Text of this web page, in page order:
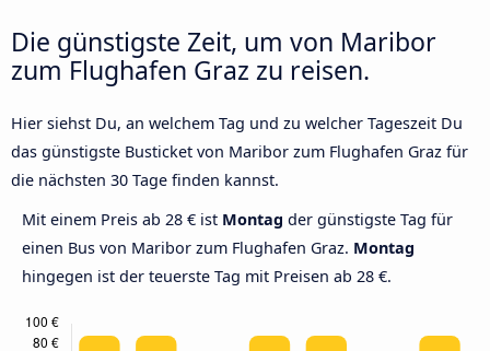
Die günstigste Zeit, um von Maribor
zum Flughafen Graz zu reisen.
Hier siehst Du, an welchem Tag und zu welcher Tageszeit Du
das günstigste Busticket von Maribor zum Flughafen Graz für
die nächsten 30 Tage finden kannst.
Mit einem Preis ab 28 € ist Montag der günstigste Tag für
einen Bus von Maribor zum Flughafen Graz. Montag
hingegen ist der teuerste Tag mit Preisen ab 28 €.